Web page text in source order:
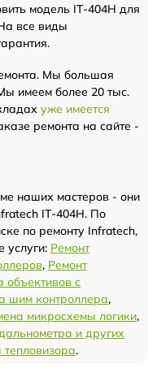
модель IT-404H для
все виды
Мы большая
имеем более 20 тыс.
уже имеется
ремонта на сайте -
наших мастеров - они
IT-404H. По
по ремонту Infratech,
услуги: Ремонт
, Ремонт
объективов с
шим контроллера,
микросхемы логики,
и других
.